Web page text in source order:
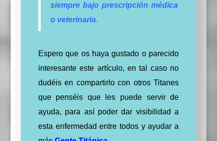
siempre bajo prescripción médica
o veterinaria.
Espero que os haya gustado o parecido
interesante este artículo, en tal caso no
dudéis en compartirlo con otros Titanes
que penséis que les puede servir de
ayuda, para así poder dar visibilidad a
esta enfermedad entre todos y ayudar a